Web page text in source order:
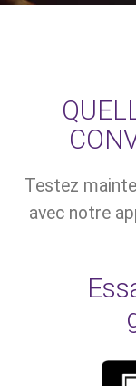
Testez
avec notre